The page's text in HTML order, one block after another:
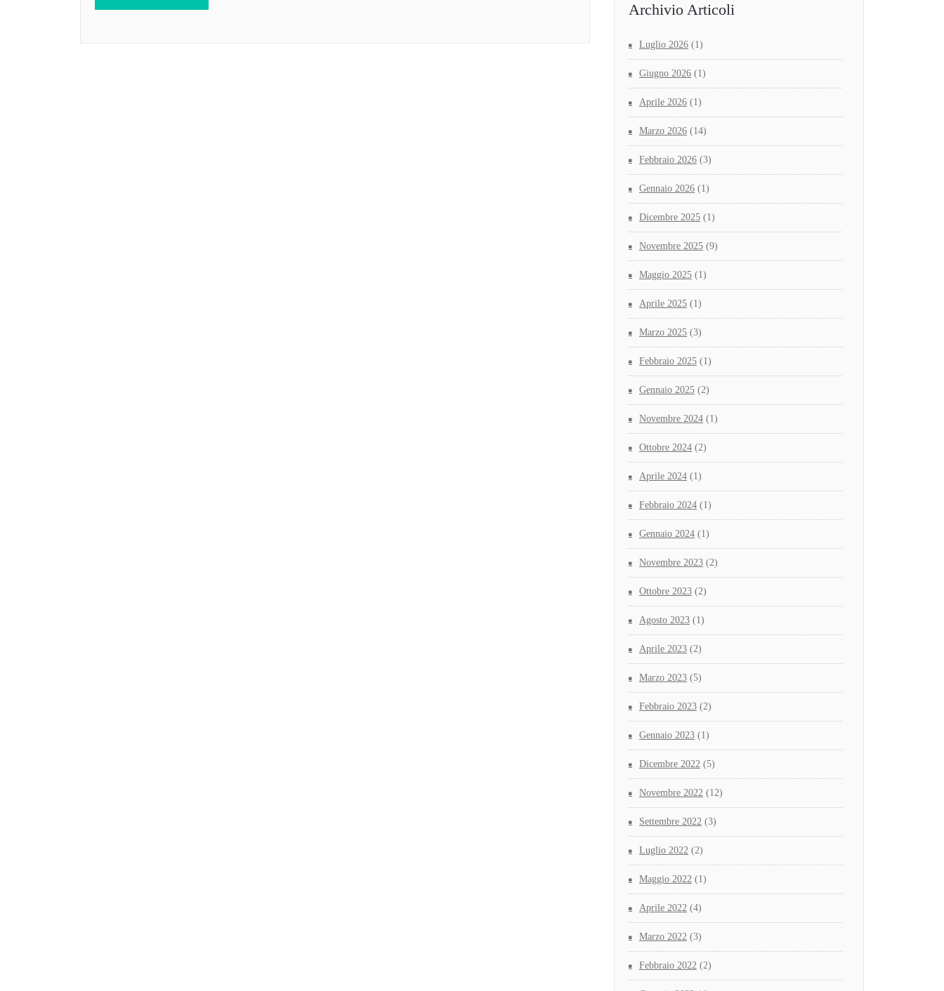
Archivio Articoli
Luglio 2026 (1)
Giugno 2026 (1)
Aprile 2026 (1)
Marzo 2026 (14)
Febbraio 2026 (3)
Gennaio 2026 (1)
Dicembre 2025 (1)
Novembre 2025 (9)
Maggio 2025 (1)
Aprile 2025 (1)
Marzo 2025 (3)
Febbraio 2025 (1)
Gennaio 2025 (2)
Novembre 2024 (1)
Ottobre 2024 (2)
Aprile 2024 (1)
Febbraio 2024 (1)
Gennaio 2024 (1)
Novembre 2023 (2)
Ottobre 2023 (2)
Agosto 2023 (1)
Aprile 2023 (2)
Marzo 2023 (5)
Febbraio 2023 (2)
Gennaio 2023 (1)
Dicembre 2022 (5)
Novembre 2022 (12)
Settembre 2022 (3)
Luglio 2022 (2)
Maggio 2022 (1)
Aprile 2022 (4)
Marzo 2022 (3)
Febbraio 2022 (2)